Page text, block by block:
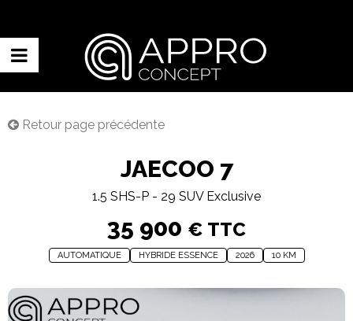
Retour page précédente
JAECOO 7
1.5 SHS-P - 29 SUV Exclusive
35 900 € TTC
AUTOMATIQUE HYBRIDE ESSENCE 2026 10 KM